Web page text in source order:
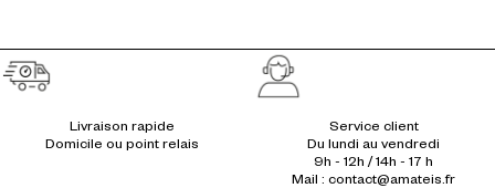
Réassurances
Livraison rapide
Service client
Du lundi au vendredi
9h - 12h / 14h - 17 h
Mail : contact@amateis.fr